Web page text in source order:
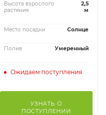
Высота взрослого
растения
2,5
м
Место посадки Солнце
Полив Умеренный
Ожидаем поступления
УЗНАТЬ О
ПОСТУПЛЕНИИ